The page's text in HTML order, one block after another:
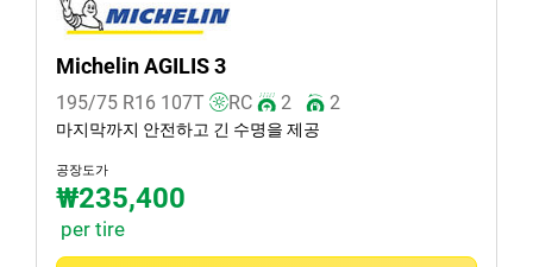
Michelin AGILIS 3
195/75 R16 107T RC 2 2
마지막까지 안전하고 긴 수명을 제공
공장도가
₩235,400
per tire